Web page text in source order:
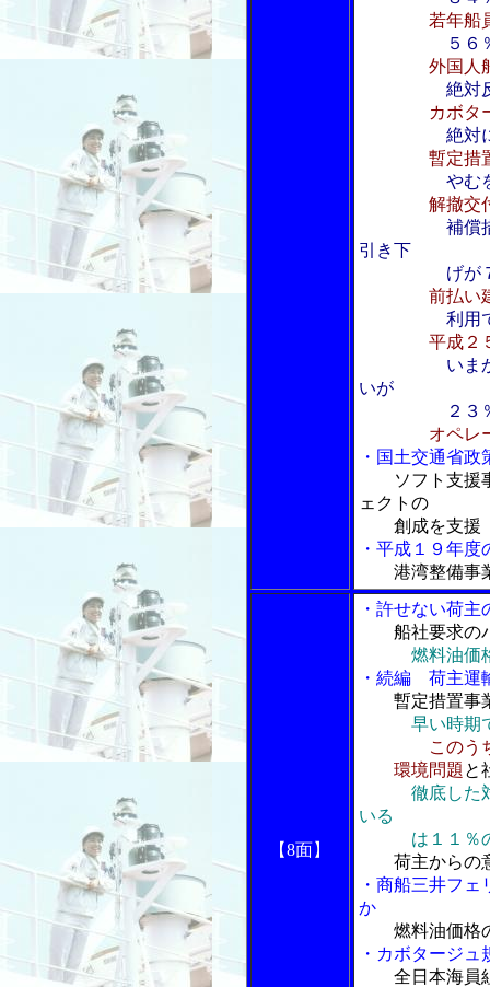
若年船
５６
外国人
絶対
カボタ
絶対
暫定措
やむ
解撤交
補償
引き下
げが７
前払い
利用
平成２
いま
いが
２３％、
オペレ
・国土交通省
ソフト支援
ェクトの
創成を支援
・平成１９年
港湾整備事
【8面】
・許せない荷主
船社要求の
燃料油価
・続編 荷主運
暫定措置事
早い時期
このう
環境問題 と
徹底した
いる
は１１％
荷主からの
・商船三井フ
か
燃料油価格
・カボタージ
全日本海員